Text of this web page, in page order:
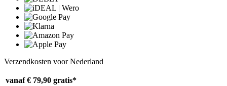
Verzendkosten voor Nederland
vanaf € 79,90 gratis*